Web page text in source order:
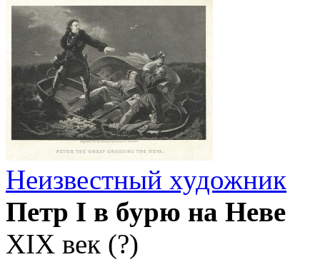
Неизвестный художник
Петр I в бурю на Неве
XIX век (?)